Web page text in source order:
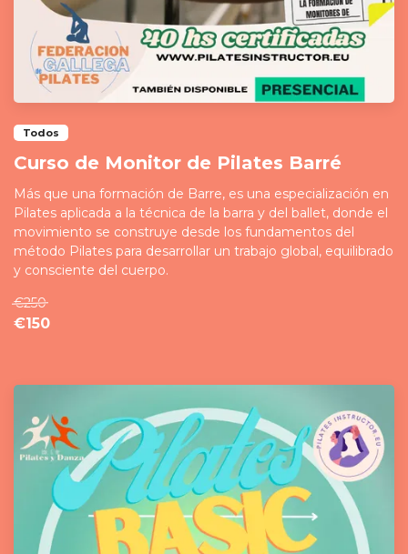
Todos
Curso de Monitor de Pilates Barré
Más que una formación de Barre, es una especialización en
Pilates aplicada a la técnica de la barra y del ballet, donde el
movimiento se construye desde los fundamentos del
método Pilates para desarrollar un trabajo global, equilibrado
y consciente del cuerpo.
€250
€150